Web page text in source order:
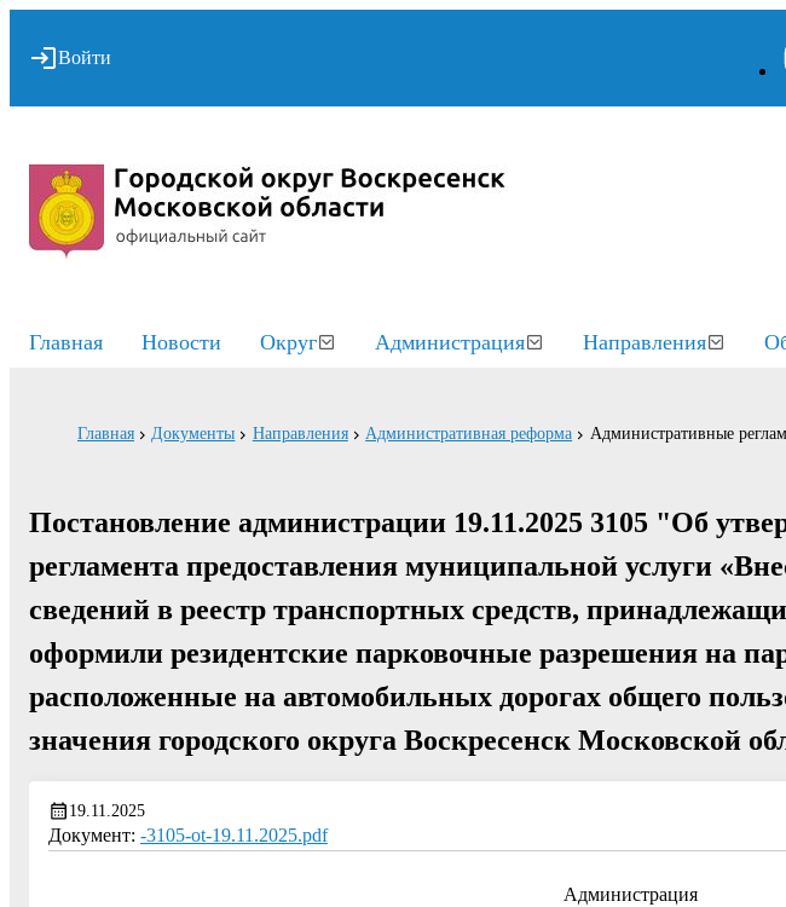
Войти
Главная Новости Округ Администрация Направления
Главная Документы Направления Административная реформа Административные
Постановление администрации 19.11.2025 3105 "Об
регламента предоставления муниципальной услуги
сведений в реестр транспортных средств,
оформили резидентские парковочные разрешения на
расположенные на автомобильных дорогах общего
значения городского округа Воскресенск Московской
19.11.2025
Документ: -3105-ot-19.11.2025.pdf
Администрация